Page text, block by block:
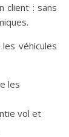
client : sans
véhicules
les
vol et